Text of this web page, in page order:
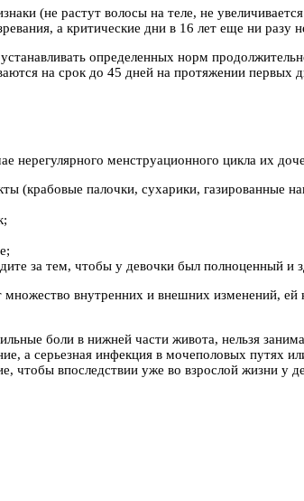
(не растут волосы на теле, не
а критические дни в 16 лет еще ни разу
определенных норм
на срок до 45 дней на протяжении первых
нерегулярного менструационного цикла их
(крабовые палочки, сухарики,
за тем, чтобы у девочки был полноценный и
внутренних и внешних изменений,
боли в нижней части живота, нельзя
а серьезная инфекция в мочеполовых путях
чтобы впоследствии уже во взрослой жизни у